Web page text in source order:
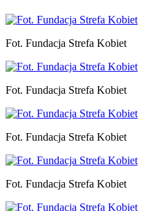
Fot. Fundacja Strefa Kobiet
Fot. Fundacja Strefa Kobiet
Fot. Fundacja Strefa Kobiet
Fot. Fundacja Strefa Kobiet